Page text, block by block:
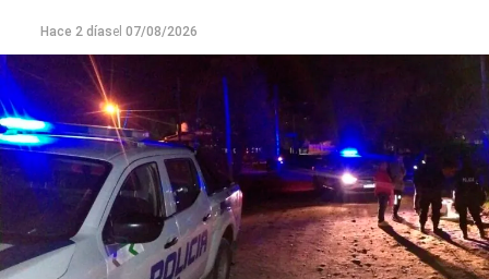
Hace 2 díasel 07/08/2026